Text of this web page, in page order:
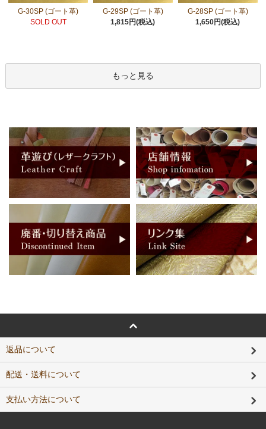
G-30SP (ゴート革)
SOLD OUT
G-29SP (ゴート革)
1,815円(税込)
G-28SP (ゴート革)
1,650円(税込)
もっと見る
返品について
配送・送料について
支払い方法について